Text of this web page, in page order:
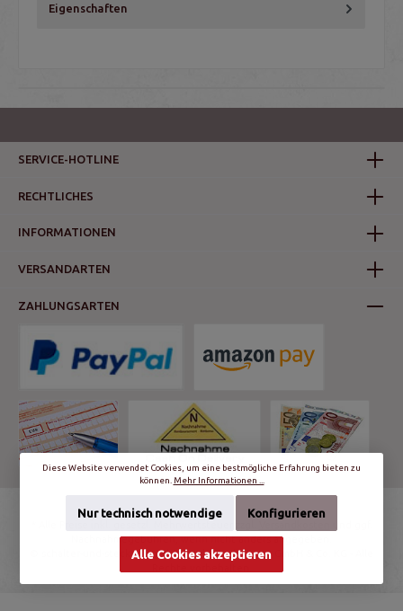
Eigenschaften
SERVICE-HOTLINE
RECHTLICHES
INFORMATIONEN
VERSANDARTEN
ZAHLUNGSARTEN
Nachnahmegebühren, wenn nicht anders angegeben.
© schalter-und-steckdosen.de | World Trading Net GmbH & Co. KG - Alle
Diese Website verwendet Cookies, um eine bestmögliche Erfahrung bieten zu
können. Mehr Informationen ...
Nur technisch notwendige Konfigurieren
Alle Cookies akzeptieren